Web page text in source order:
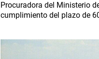
Procuradora del Ministerio
cumplimiento del plazo de